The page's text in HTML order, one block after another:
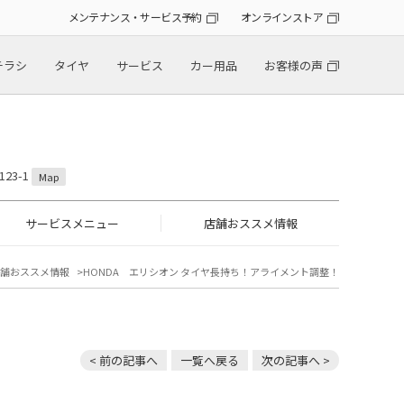
メンテナンス・サービス予約 オンラインストア
シ タイヤ サービス カー用品 お客様の声
1 Map
サービスメニュー 店舗おススメ情報
おススメ情報 HONDA エリシオン タイヤ長持ち！アライメント調整！
< 前の記事へ 一覧へ戻る 次の記事へ >